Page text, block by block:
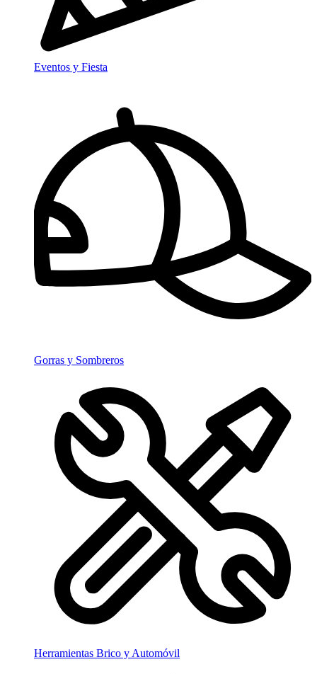
Eventos y Fiesta
Gorras y Sombreros
Herramientas Brico y Automóvil